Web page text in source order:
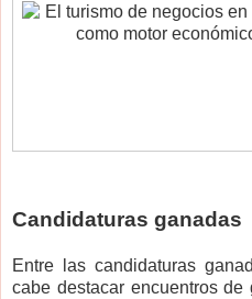
Candidaturas ganadas
Entre las candidaturas
cabe destacar encuentros de